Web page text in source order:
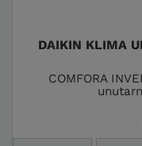
DAIKIN KLIMA
COMFORA